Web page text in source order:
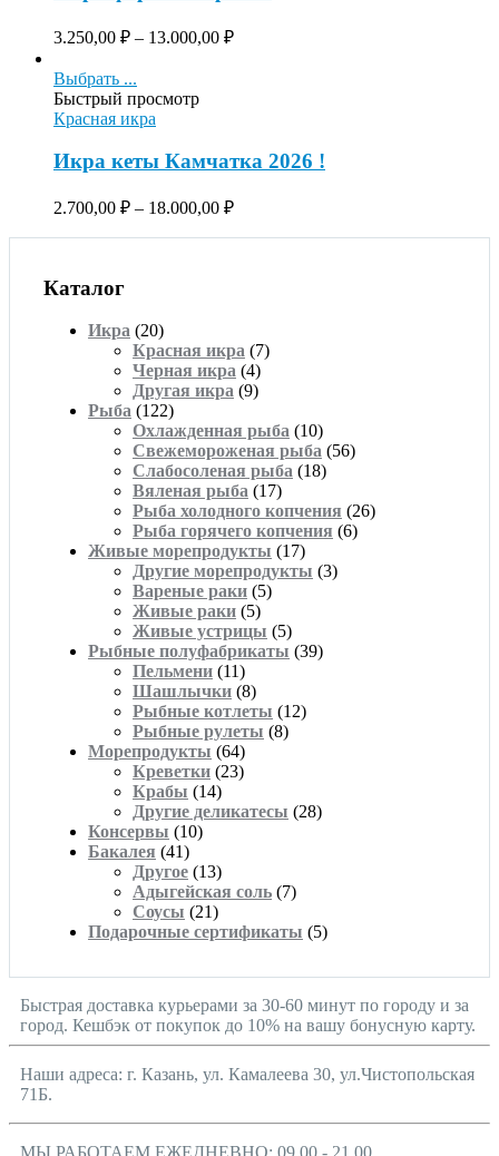
3.250,00 ₽ – 13.000,00 ₽
Выбрать ...
Быстрый просмотр
Красная икра
Икра кеты Камчатка 2026 !
2.700,00 ₽ – 18.000,00 ₽
Каталог
Икра (20)
Красная икра (7)
Черная икра (4)
Другая икра (9)
Рыба (122)
Охлажденная рыба (10)
Свежемороженая рыба (56)
Слабосоленая рыба (18)
Вяленая рыба (17)
Рыба холодного копчения (26)
Рыба горячего копчения (6)
Живые морепродукты (17)
Другие морепродукты (3)
Вареные раки (5)
Живые раки (5)
Живые устрицы (5)
Рыбные полуфабрикаты (39)
Пельмени (11)
Шашлычки (8)
Рыбные котлеты (12)
Рыбные рулеты (8)
Морепродукты (64)
Креветки (23)
Крабы (14)
Другие деликатесы (28)
Консервы (10)
Бакалея (41)
Другое (13)
Адыгейская соль (7)
Соусы (21)
Подарочные сертификаты (5)
Быстрая доставка курьерами за 30-60 минут по городу и за
город. Кешбэк от покупок до 10% на вашу бонусную карту.
Наши адреса: г. Казань, ул. Камалеева 30, ул.Чистопольская
71Б.